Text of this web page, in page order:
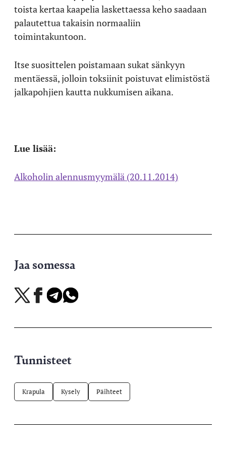
toista kertaa kaapelia laskettaessa keho saadaan
palautettua takaisin normaaliin
toimintakuntoon.
Itse suosittelen poistamaan sukat sänkyyn
mentäessä, jolloin toksiinit poistuvat elimistöstä
jalkapohjien kautta nukkumisen aikana.
Lue lisää:
Alkoholin alennusmyymälä (20.11.2014)
Jaa somessa
Jaa
X-
Jaa
Facebookissa
Jaa
Telegramissa
Jaa
WhatsAppissa
Tunnisteet
Krapula Kysely Päihteet